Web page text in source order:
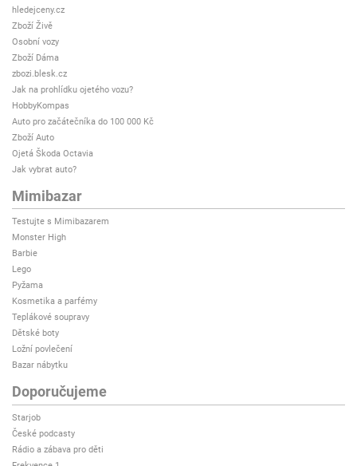
hledejceny.cz
Zboží Živě
Osobní vozy
Zboží Dáma
zbozi.blesk.cz
Jak na prohlídku ojetého vozu?
HobbyKompas
Auto pro začátečníka do 100 000 Kč
Zboží Auto
Ojetá Škoda Octavia
Jak vybrat auto?
Mimibazar
Testujte s Mimibazarem
Monster High
Barbie
Lego
Pyžama
Kosmetika a parfémy
Teplákové soupravy
Dětské boty
Ložní povlečení
Bazar nábytku
Doporučujeme
Starjob
České podcasty
Rádio a zábava pro děti